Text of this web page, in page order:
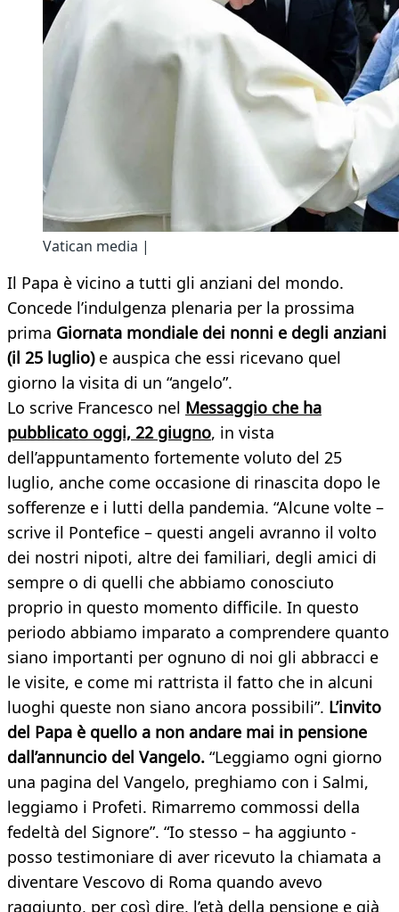
Vatican media |
Il Papa è vicino a tutti gli anziani del mondo.
Concede l’indulgenza plenaria per la prossima
prima Giornata mondiale dei nonni e degli anziani
(il 25 luglio)e auspica che essi ricevano quel
giorno la visita di un “angelo”.
Lo scrive Francesco nel Messaggio che ha
pubblicato oggi, 22 giugno, in vista
dell’appuntamento fortemente voluto del 25
luglio, anche come occasione di rinascita dopo le
sofferenze e i lutti della pandemia. “Alcune volte –
scrive il Pontefice – questi angeli avranno il volto
dei nostri nipoti, altre dei familiari, degli amici di
sempre o di quelli che abbiamo conosciuto
proprio in questo momento difficile. In questo
periodo abbiamo imparato a comprendere quanto
siano importanti per ognuno di noi gli abbracci e
le visite, e come mi rattrista il fatto che in alcuni
luoghi queste non siano ancora possibili”. L’invito
del Papa è quello a non andare mai in pensione
dall’annuncio del Vangelo. “Leggiamo ogni giorno
una pagina del Vangelo, preghiamo con i Salmi,
leggiamo i Profeti. Rimarremo commossi della
fedeltà del Signore”. “Io stesso – ha aggiunto -
posso testimoniare di aver ricevuto la chiamata a
diventare Vescovo di Roma quando avevo
raggiunto, per così dire, l’età della pensione e già